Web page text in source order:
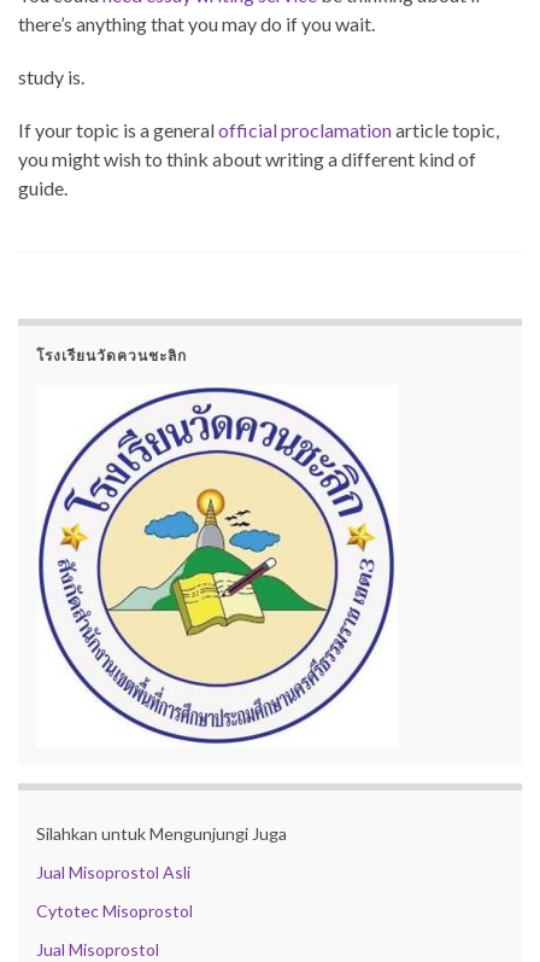
there’s anything that you may do if you wait.
study is.
If your topic is a generalofficial proclamationarticle topic,
you might wish to think about writing a different kind of
guide.
โรงเรียนวัดควนชะลิก
Silahkan untuk Mengunjungi Juga
Jual Misoprostol Asli
Cytotec Misoprostol
Jual Misoprostol